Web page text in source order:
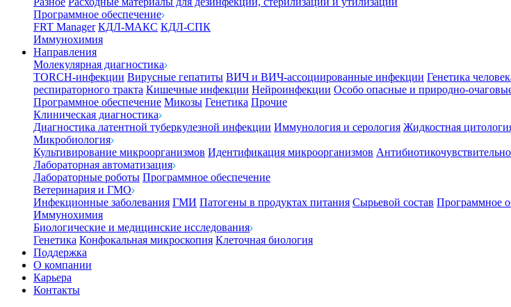
Программное обеспечение
FRT Manager КДЛ-МАКС КДЛ-СПК
Иммунохимия
Направления
Молекулярная диагностика
TORCH-инфекции Вирусные гепатиты ВИЧ и ВИЧ-ассоциированные инфекции Генетика
респираторного тракта Кишечные инфекции Нейроинфекции Особо опасные и природно-
Программное обеспечение Микозы Генетика Прочие
Клиническая диагностика
Диагностика латентной туберкулезной инфекции Иммунология и серология Жидкостная
Микробиология
Культивирование микроорганизмов Идентификация микроорганизмов
Лабораторная автоматизация
Лабораторные роботы Программное обеспечение
Ветеринария и ГМО
Инфекционные заболевания ГМИ Патогены в продуктах питания Сырьевой состав Программное
Иммунохимия
Биологические и медицинские исследования
Генетика Конфокальная микроскопия Клеточная биология
Поддержка
О компании
Карьера
Контакты